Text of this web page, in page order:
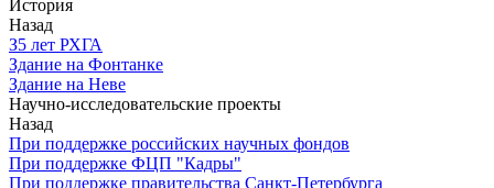
История
Назад
З5 лет РХГА
Здание на Фонтанке
Здание на Неве
Научно-исследовательские проекты
Назад
При поддержке российских научных фондов
При поддержке ФЦП "Кадры"
При поддержке правительства Санкт-Петербурга